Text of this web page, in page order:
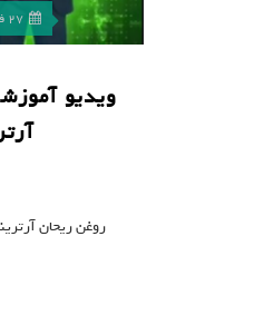
27 فروردین, 1396
ویدیو
روغن ریحان